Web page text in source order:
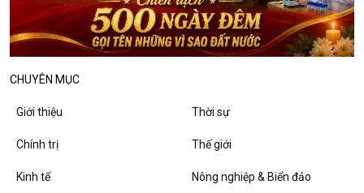
Văn hoá & Du lịch
Tin Văn hoá & Du lịch
Câu chuyện Thể thao
Multimedia
Infographic
E-Magazine
CHUYÊN MỤC
Giới thiệu Thời sự
Chính trị Thế giới
Kinh tế Nông nghiệp & Biển đảo